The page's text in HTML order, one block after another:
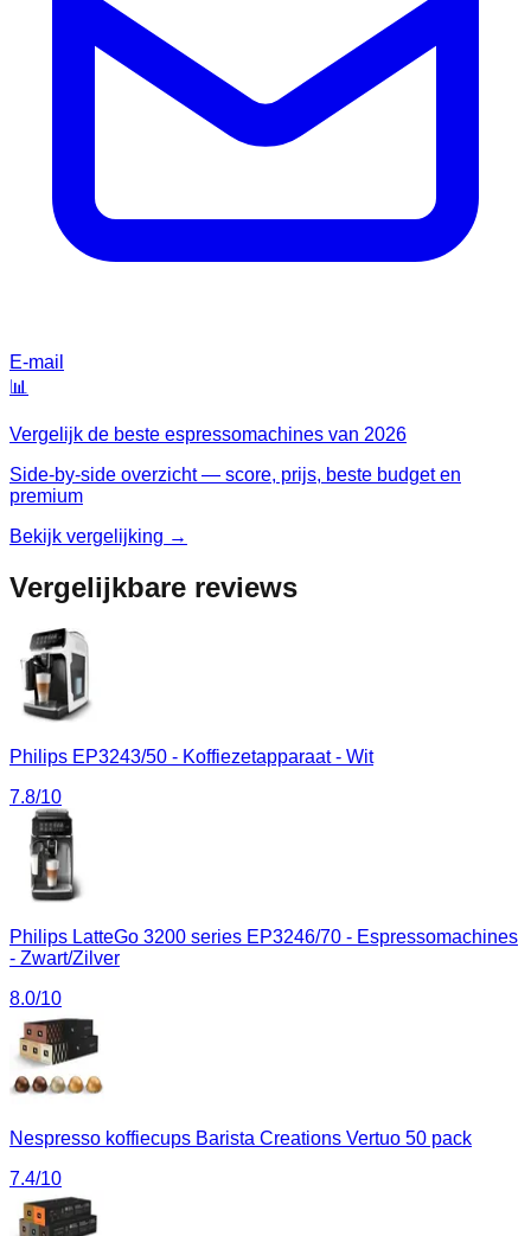
E-mail
📊
Vergelijk de beste espressomachines van 2026
Side-by-side overzicht — score, prijs, beste budget en
premium
Bekijk vergelijking →
Vergelijkbare reviews
Philips EP3243/50 - Koffiezetapparaat - Wit
7.8/10
Philips LatteGo 3200 series EP3246/70 - Espressomachines
- Zwart/Zilver
8.0/10
Nespresso koffiecups Barista Creations Vertuo 50 pack
7.4/10